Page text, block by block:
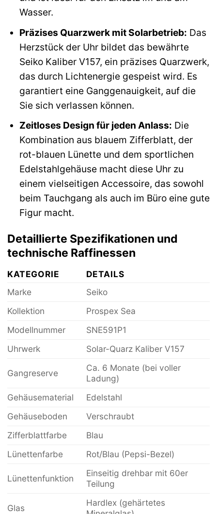
Wasser.
Präzises Quarzwerk mit Solarbetrieb: Das
Herzstück der Uhr bildet das bewährte
Seiko Kaliber V157, ein präzises Quarzwerk,
das durch Lichtenergie gespeist wird. Es
garantiert eine Ganggenauigkeit, auf die
Sie sich verlassen können.
Zeitloses Design für jeden Anlass: Die
Kombination aus blauem Zifferblatt, der
rot-blauen Lünette und dem sportlichen
Edelstahlgehäuse macht diese Uhr zu
einem vielseitigen Accessoire, das sowohl
beim Tauchgang als auch im Büro eine gute
Figur macht.
Detaillierte Spezifikationen und
technische Raffinessen
KATEGORIE
DETAILS
Marke
Seiko
Kollektion
Prospex Sea
Modellnummer
SNE591P1
Uhrwerk
Solar-Quarz Kaliber V157
Gangreserve
Ca. 6 Monate (bei voller
Ladung)
Gehäusematerial
Edelstahl
Gehäuseboden
Verschraubt
Zifferblattfarbe
Blau
Lünettenfarbe
Rot/Blau (Pepsi-Bezel)
Lünettenfunktion
Einseitig drehbar mit 60er
Teilung
Glas
Hardlex (gehärtetes